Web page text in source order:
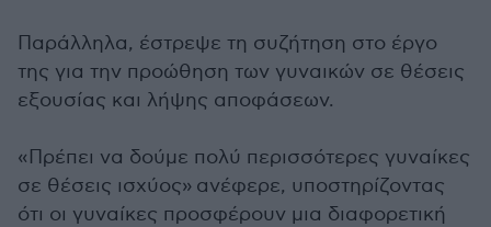
Παράλληλα, έστρεψε τη συζήτηση στο έργο
της για την προώθηση των γυναικών σε θέσεις
εξουσίας και λήψης αποφάσεων.
«Πρέπει να δούμε πολύ περισσότερες γυναίκες
σε θέσεις ισχύος» ανέφερε, υποστηρίζοντας
ότι οι γυναίκες προσφέρουν μια διαφορετική